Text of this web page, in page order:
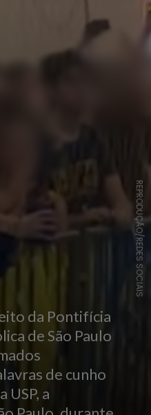
da Pontifícia
de São Paulo
de cunho
USP, a
REPRODUÇÃO/REDES SOCIAIS